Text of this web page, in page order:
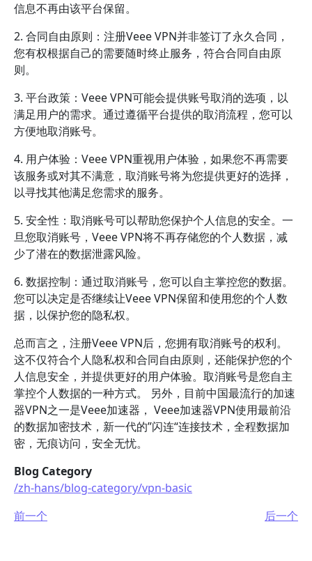
信息不再由该平台保留。
2. 合同自由原则：注册Veee VPN并非签订了永久合同，
您有权根据自己的需要随时终止服务，符合合同自由原
则。
3. 平台政策：Veee VPN可能会提供账号取消的选项，以
满足用户的需求。通过遵循平台提供的取消流程，您可以
方便地取消账号。
4. 用户体验：Veee VPN重视用户体验，如果您不再需要
该服务或对其不满意，取消账号将为您提供更好的选择，
以寻找其他满足您需求的服务。
5. 安全性：取消账号可以帮助您保护个人信息的安全。一
旦您取消账号，Veee VPN将不再存储您的个人数据，减
少了潜在的数据泄露风险。
6. 数据控制：通过取消账号，您可以自主掌控您的数据。
您可以决定是否继续让Veee VPN保留和使用您的个人数
据，以保护您的隐私权。
总而言之，注册Veee VPN后，您拥有取消账号的权利。
这不仅符合个人隐私权和合同自由原则，还能保护您的个
人信息安全，并提供更好的用户体验。取消账号是您自主
掌控个人数据的一种方式。 另外，目前中国最流行的加速
器VPN之一是Veee加速器， Veee加速器VPN使用最前沿
的数据加密技术，新一代的”闪连“连接技术，全程数据加
密，无痕访问，安全无忧。
Blog Category
/zh-hans/blog-category/vpn-basic
前一个
后一个